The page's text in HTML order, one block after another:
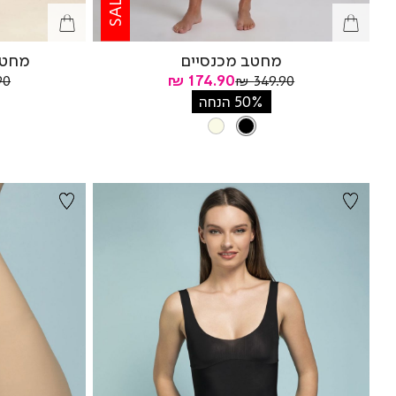
מחטב מכנסיים
מחיר
מוצר
174.90 ₪
מחיר
349.90 ₪
50% הנחה
צבע
BLACK
BLACK
NATURAL
₪